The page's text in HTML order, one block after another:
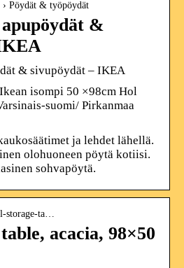
Pöydät & työpöydät
&
& sivupöydät – IKEA
isompi 50 ×98cm Hol
suomi/ Pirkanmaa
ja lehdet lähellä.
olohuoneen pöytä kotiisi.
sohvapöytä.
storage-ta…
acacia, 98×50